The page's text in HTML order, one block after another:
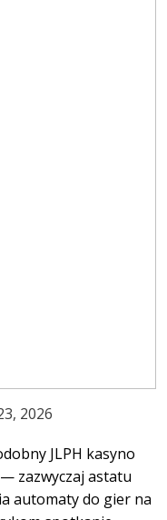
2026
JLPH kasyno
zazwyczaj astatu
automaty do gier na